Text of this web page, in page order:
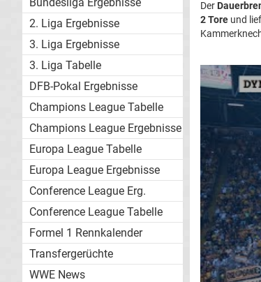
2. Liga Ergebnisse
3. Liga Ergebnisse
3. Liga Tabelle
DFB-Pokal Ergebnisse
Champions League Tabelle
Champions League Ergebnisse
Europa League Tabelle
Europa League Ergebnisse
Conference League Erg.
Conference League Tabelle
Formel 1 Rennkalender
Transfergerüchte
WWE News
Der
2 Tore und